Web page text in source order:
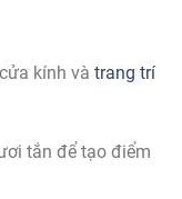
kính và trang trí
tắn để tạo điểm